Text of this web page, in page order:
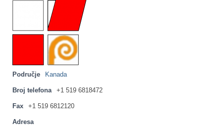
Jubilej HIP-a
Ljetna škola
Područje Kanada
Broj telefona +1 519 6818472
Fax +1 519 6812120
Adresa